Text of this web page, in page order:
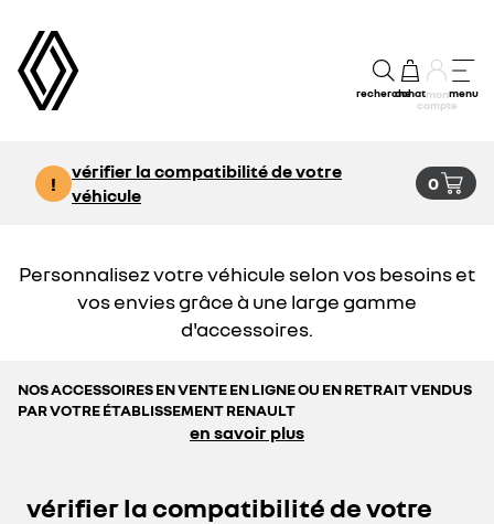
rechercheachatmon
compte
menu
!
vérifier la compatibilité de votre
véhicule
0
Personnalisez votre véhicule selon vos besoins et
vos envies grâce à une large gamme
d'accessoires.
NOS ACCESSOIRES EN VENTE EN LIGNE OU EN RETRAIT VENDUS
PAR VOTRE ÉTABLISSEMENT RENAULT
en savoir plus
vérifier la compatibilité de votre